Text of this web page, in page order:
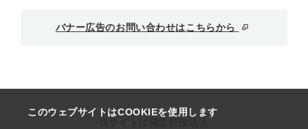
このウェブサイトはCOOKIEを使用します
バナー広告のお問い合わせはこちらから